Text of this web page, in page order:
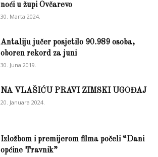
noći u župi Ovčarevo
30. Marta 2024.
Antaliju jučer posjetilo 90.989 osoba,
oboren rekord za juni
30. Juna 2019.
NA VLAŠIĆU PRAVI ZIMSKI UGOĐAJ
20. Januara 2024.
Izložbom i premijerom filma počeli “Dani
općine Travnik”